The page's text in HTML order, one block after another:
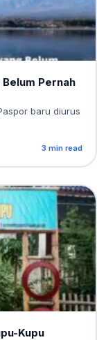
Pernah
baru diurus
3 min read
Kupu